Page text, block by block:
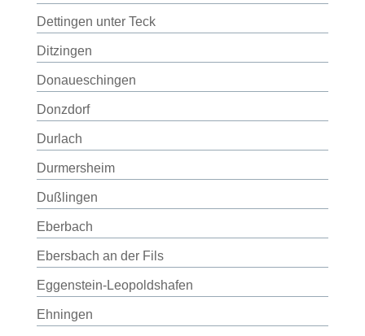
Dettingen unter Teck
Ditzingen
Donaueschingen
Donzdorf
Durlach
Durmersheim
Dußlingen
Eberbach
Ebersbach an der Fils
Eggenstein-Leopoldshafen
Ehningen